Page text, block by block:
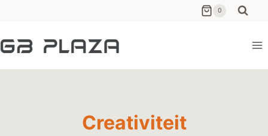
de
inhoud
0
Creativiteit